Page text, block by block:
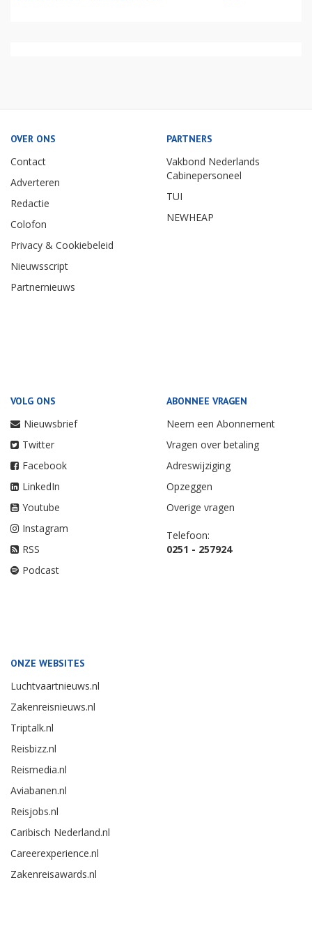
OVER ONS
Contact
Adverteren
Redactie
Colofon
Privacy & Cookiebeleid
Nieuwsscript
Partnernieuws
PARTNERS
Vakbond Nederlands
Cabinepersoneel
TUI
NEWHEAP
VOLG ONS
Nieuwsbrief
Twitter
Facebook
LinkedIn
Youtube
Instagram
RSS
Podcast
ABONNEE VRAGEN
Neem een Abonnement
Vragen over betaling
Adreswijziging
Opzeggen
Overige vragen
Telefoon:
0251 - 257924
ONZE WEBSITES
Luchtvaartnieuws.nl
Zakenreisnieuws.nl
Triptalk.nl
Reisbizz.nl
Reismedia.nl
Aviabanen.nl
Reisjobs.nl
Caribisch Nederland.nl
Careerexperience.nl
Zakenreisawards.nl